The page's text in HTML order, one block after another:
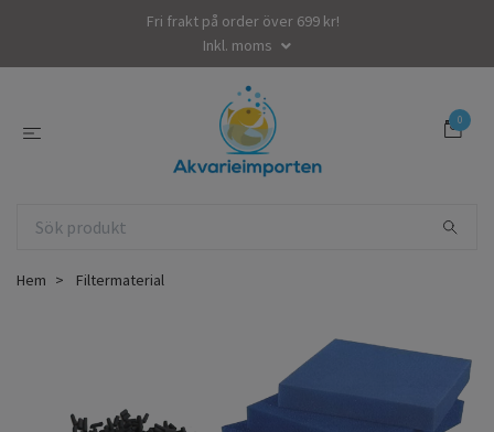
Fri frakt på order över 699 kr!
Inkl. moms
0
Hem Filtermaterial